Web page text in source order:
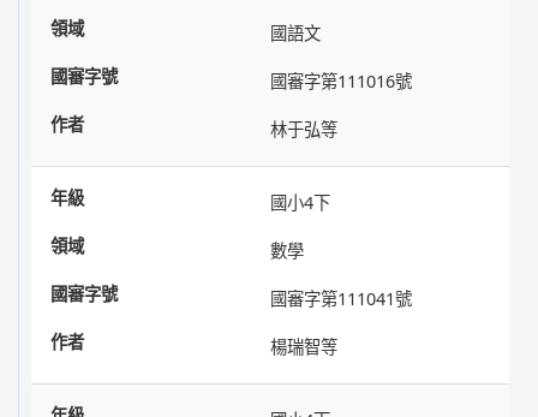
國語文
國審字第111016號
林于弘等
國小4下
數學
國審字第111041號
楊瑞智等